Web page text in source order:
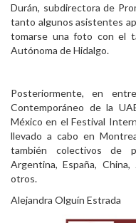
Durán, subdirectora de
tanto algunos asistentes
tomarse una foto con el
Autónoma de Hidalgo.
Posteriormente, en
Contemporáneo de la
México en el Festival
llevado a cabo en
también colectivos de
Argentina, España,
otros.
Alejandra Olguín Estrada